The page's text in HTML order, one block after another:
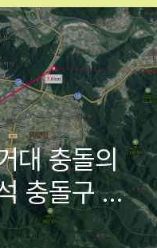
대 충돌의
충돌구 후